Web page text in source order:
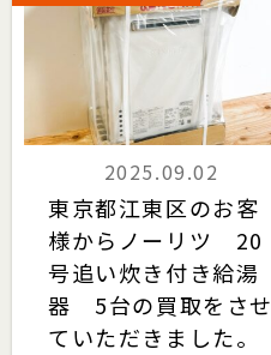
2025.09.02
東京都江東区のお客
様からノーリツ 20
号追い炊き付き給湯
器 5台の買取をさせ
ていただきました。